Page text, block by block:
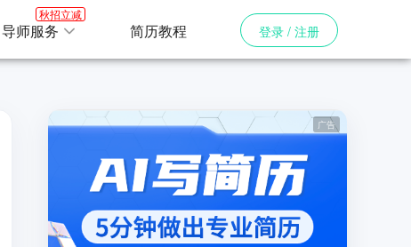
导师服务
秋招立减
简历教程 登录 / 注册